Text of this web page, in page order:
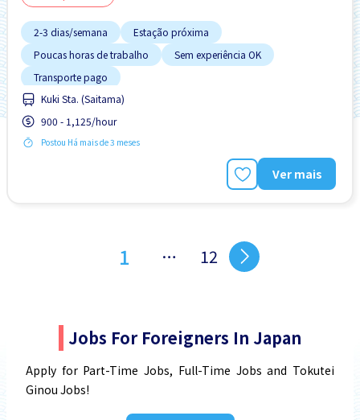
2-3 dias/semana
Estação próxima
Poucas horas de trabalho
Sem experiência OK
Transporte pago
Kuki Sta. (Saitama)
900 - 1,125/hour
Postou Há mais de 3 meses
Ver mais
1 … 12
Jobs For Foreigners In Japan
Apply for Part-Time Jobs, Full-Time Jobs and Tokutei
Ginou Jobs!